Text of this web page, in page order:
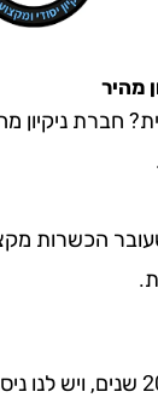
מהיר
חברת ניקיון
הכשרות
אנו עובדים בתחום הניקיון